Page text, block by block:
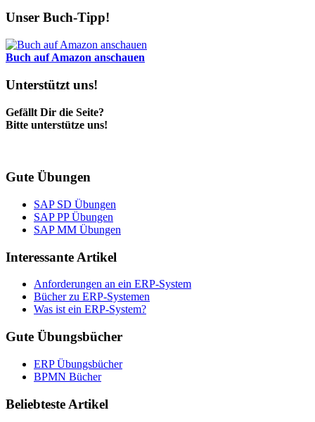
Unser Buch-Tipp!
Buch auf Amazon anschauen
Unterstützt uns!
Gefällt Dir die Seite?
Bitte unterstütze uns!
Gute Übungen
SAP SD Übungen
SAP PP Übungen
SAP MM Übungen
Interessante Artikel
Anforderungen an ein ERP-System
Bücher zu ERP-Systemen
Was ist ein ERP-System?
Gute Übungsbücher
ERP Übungsbücher
BPMN Bücher
Beliebteste Artikel